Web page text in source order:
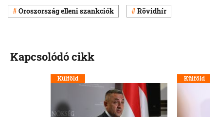
Oroszország elleni szankciók Rövidhír
Kapcsolódó cikk
Külföld Külföld